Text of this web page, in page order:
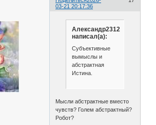
03-21 20:17:36
Александр2312
написал(а):
Субъективные
вымыслы и
абстрактная
Истина.
Мысли абстрактные вместо
чувств? Голем абстрактный?
Робот?